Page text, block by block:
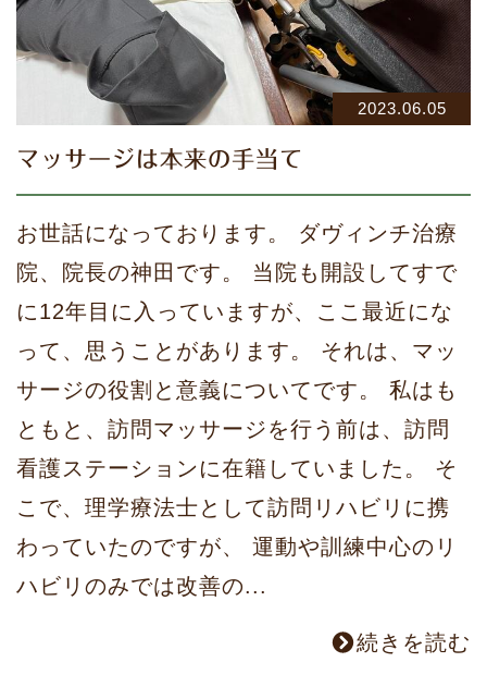
2023.06.05
マッサージは本来の手当て
お世話になっております。 ダヴィンチ治療
院、院長の神田です。 当院も開設してすで
に12年目に入っていますが、ここ最近にな
って、思うことがあります。 それは、マッ
サージの役割と意義についてです。 私はも
ともと、訪問マッサージを行う前は、訪問
看護ステーションに在籍していました。 そ
こで、理学療法士として訪問リハビリに携
わっていたのですが、 運動や訓練中心のリ
ハビリのみでは改善の...
続きを読む